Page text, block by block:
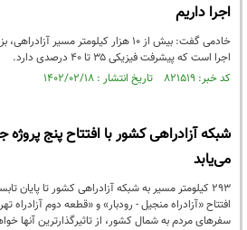
اجرا داریم
خادمی گفت: بیش از ۱۰ هزار کیلومتر
اجرا است که پیشرفت فیزیکی ۳۵ تا ۴۰ درصدی دارد.
کد خبر: ۸۲۱۵۱۹ تاریخ انتشار : ۱۴۰۲/۰۲/۱۸
می‌یابد
۲۹۳ کیلومتر مسیر به شبکه آزادراهی کشور تا پایان
افتتاح «آزادراه منجیل - رودبار» و «قطعه دوم
سفرهای مردم به شمال کشور، از تاثیرگذارترین آنها